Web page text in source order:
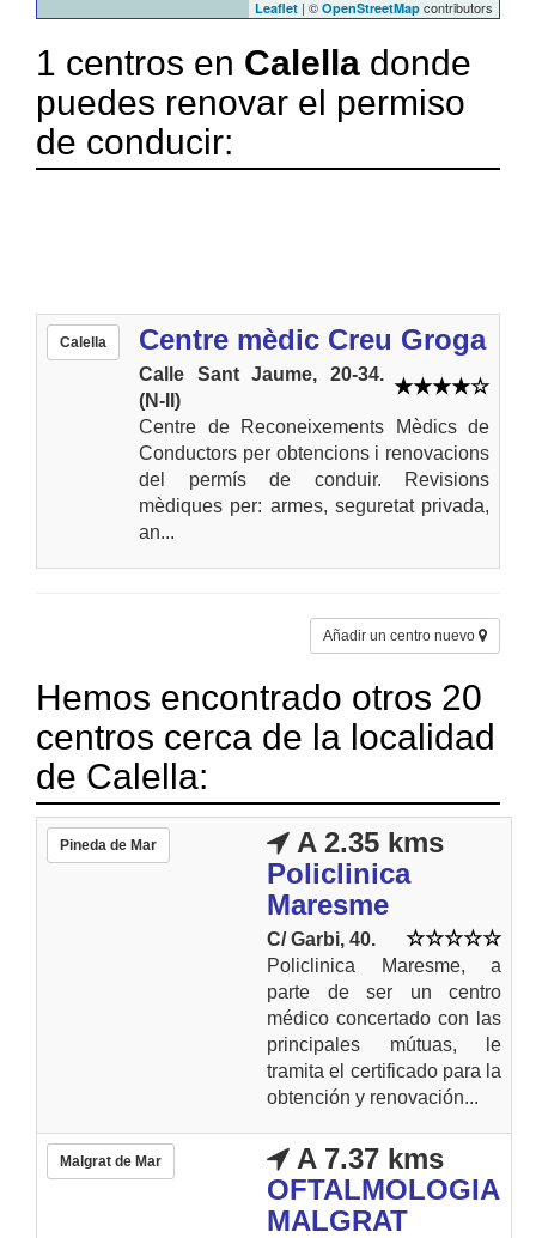
Leaflet | © OpenStreetMap contributors
1 centros en Calella donde
puedes renovar el permiso
de conducir:
Calella Centre mèdic Creu Groga
Calle Sant Jaume, 20-34.
(N-II)
Centre de Reconeixements Mèdics de
Conductors per obtencions i renovacions
del permís de conduir. Revisions
mèdiques per: armes, seguretat privada,
an...
Añadir un centro nuevo
Hemos encontrado otros 20
centros cerca de la localidad
de Calella:
Pineda de Mar
A 2.35 kms
Policlinica
Maresme
C/ Garbi, 40.
Policlinica Maresme, a
parte de ser un centro
médico concertado con las
principales mútuas, le
tramita el certificado para la
obtención y renovación...
Malgrat de Mar
A 7.37 kms
OFTALMOLOGIA
MALGRAT